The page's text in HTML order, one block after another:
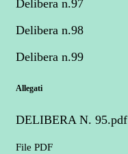
Delibera n.97
Delibera n.98
Delibera n.99
Allegati
DELIBERA N. 95.pdf
File PDF